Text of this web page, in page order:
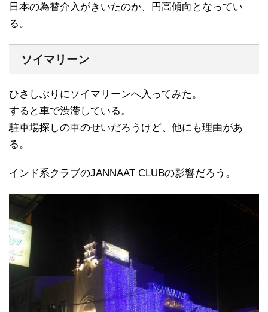
日本の為替介入がきいたのか、円高傾向となってい
る。
ソイマリーン
ひさしぶりにソイマリーンへ入ってみた。
すると車で渋滞している。
駐車場探しの車のせいだろうけど、他にも理由があ
る。
インド系クラブのJANNAAT CLUBの影響だろう。